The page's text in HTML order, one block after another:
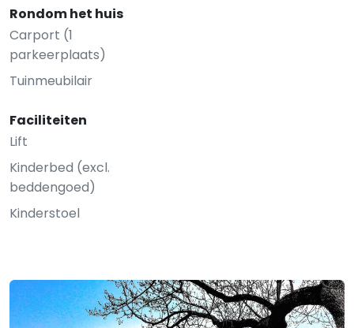
Rondom het huis
Carport (1
parkeerplaats)
Tuinmeubilair
Faciliteiten
Lift
Kinderbed (excl.
beddengoed)
Kinderstoel